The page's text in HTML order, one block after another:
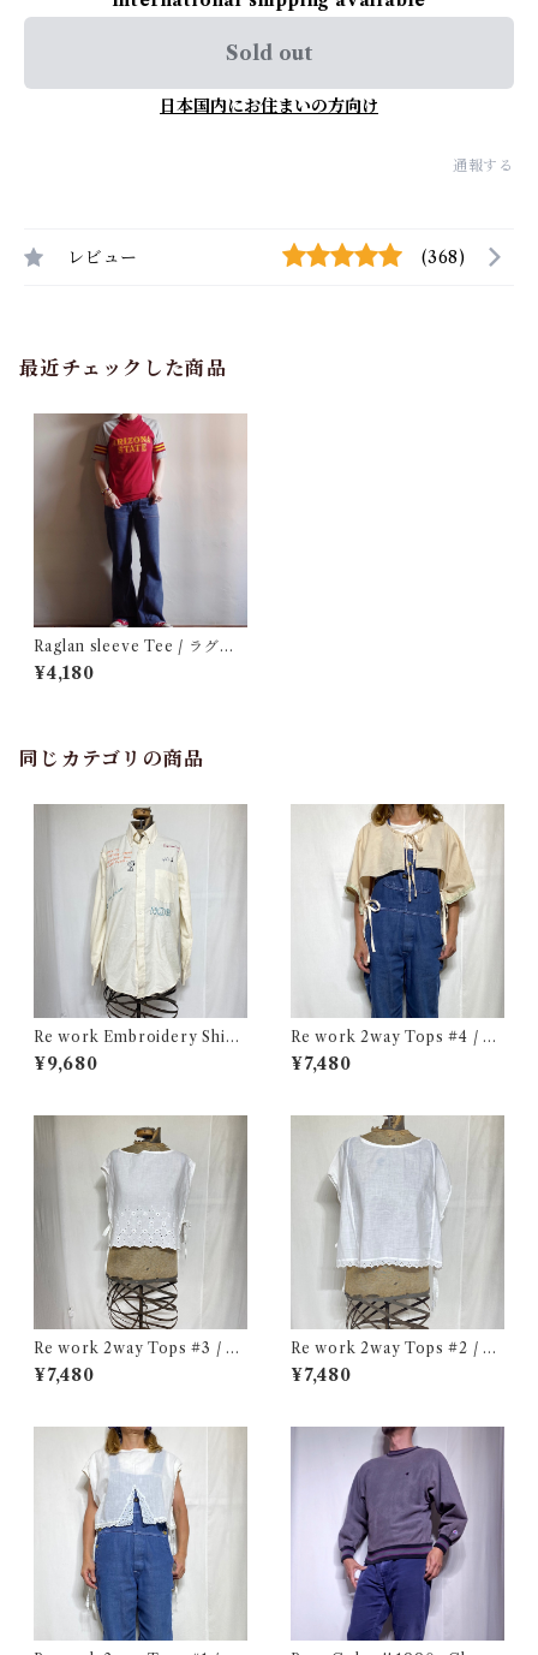
Sold out
日本国内にお住まいの方向け
通報する
レビュー (368)
最近チェックした商品
Raglan sleeve Tee / ラグラ
ン T-sh
¥4,180
同じカテゴリの商品
Re work Embroidery Shirt
/ リワーク ハンド刺繍入り シ
ャツ 古着
¥9,680
Re work 2way Tops #4 / リ
ワーク 2way トップス 古着
¥7,480
Re work 2way Tops #3 / リ
ワーク 2way トップス 古着
¥7,480
Re work 2way Tops #2 / リ
ワーク 2way トップス 古着
¥7,480